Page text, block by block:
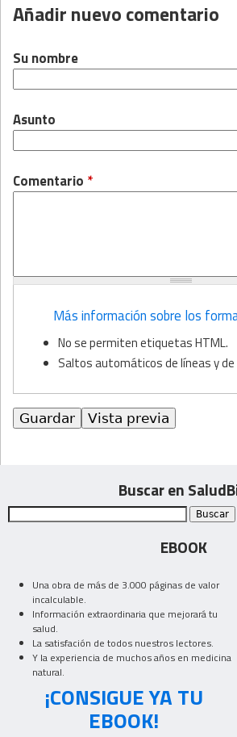
Añadir nuevo comentario
Su nombre
Asunto
Comentario *
Más información sobre los
No se permiten etiquetas HTML.
Saltos automáticos de líneas y
Buscar en
EBOOK
Una obra de más de 3.000 páginas de valor
incalculable.
Información extraordinaria que mejorará tu
salud.
La satisfación de todos nuestros lectores.
Y la experiencia de muchos años en medicina
natural.
¡CONSIGUE YA TU
EBOOK!